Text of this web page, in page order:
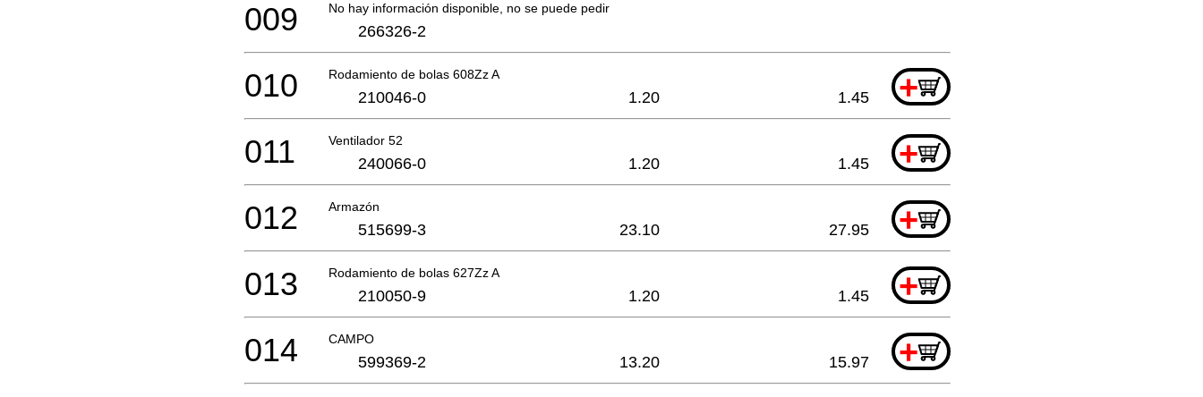
No hay información disponible, no se puede pedir
009 266326-2
Rodamiento de bolas 608Zz A +
010 210046-0 1.20 1.45
Ventilador 52 +
011 240066-0 1.20 1.45
Armazón +
012 515699-3 23.10 27.95
Rodamiento de bolas 627Zz A +
013 210050-9 1.20 1.45
CAMPO +
014 599369-2 13.20 15.97